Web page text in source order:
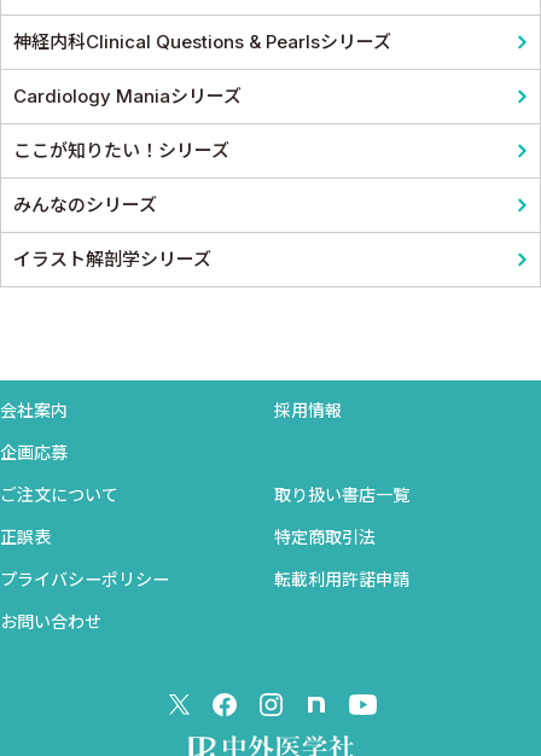
神経内科Clinical Questions & Pearlsシリーズ
Cardiology Maniaシリーズ
ここが知りたい！シリーズ
みんなのシリーズ
イラスト解剖学シリーズ
会社案内 採用情報
企画応募
ご注文について 取り扱い書店一覧
正誤表 特定商取引法
プライバシーポリシー 転載利用許諾申請
お問い合わせ